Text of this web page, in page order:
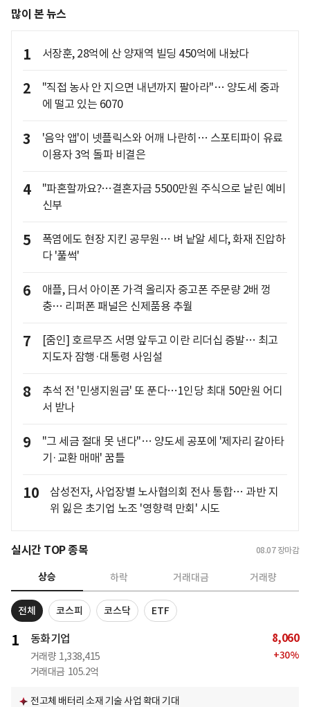
많이 본 뉴스
1 서장훈, 28억에 산 양재역 빌딩 450억에 내놨다
2
"직접 농사 안 지으면 내년까지 팔아라"… 양도세 중과
에 떨고 있는 6070
3
'음악 앱'이 넷플릭스와 어깨 나란히… 스포티파이 유료
이용자 3억 돌파 비결은
4
"파혼할까요?…결혼자금 5500만원 주식으로 날린 예비
신부
5
폭염에도 현장 지킨 공무원… 벼 낱알 세다, 화재 진압하
다 '풀썩'
6
애플, 日서 아이폰 가격 올리자 중고폰 주문량 2배 껑
충… 리퍼폰 패널은 신제품용 추월
7
[줌인] 호르무즈 서명 앞두고 이란 리더십 증발… 최고
지도자 잠행·대통령 사임설
8
추석 전 '민생지원금' 또 푼다…1인당 최대 50만원 어디
서 받나
9
"그 세금 절대 못 낸다"… 양도세 공포에 '제자리 갈아타
기·교환 매매' 꿈틀
10
삼성전자, 사업장별 노사협의회 전사 통합… 과반 지
위 잃은 초기업 노조 '영향력 만회' 시도
실시간 TOP 종목 08.07 장마감
상승 하락 거래대금 거래량
전체 코스피 코스닥 ETF
1 동화기업
거래량 1,338,415
거래대금 105.2억
8,060
+30%
전고체 배터리 소재 기술 사업 확대 기대